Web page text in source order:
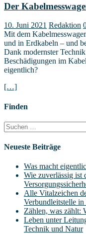
Der
10. Juni 2021 Redaktion
Mit dem
und in Erdkabeln – und
Dank modernster
Beschädigungen im
eigentlich?
[…]
Finden
Suchen
nach:
Neueste Beiträge
Was macht
Wie zuverlässig ist
Alle Vitalzeichen
Verbundleitstelle
Zählen, was zählt:
Leben unter
Technik und Natur